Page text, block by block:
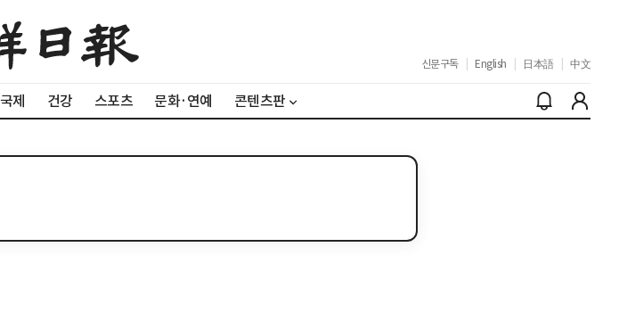
신문구독 English 日本語 中文
국제 건강 스포츠 문화·연예 콘텐츠판